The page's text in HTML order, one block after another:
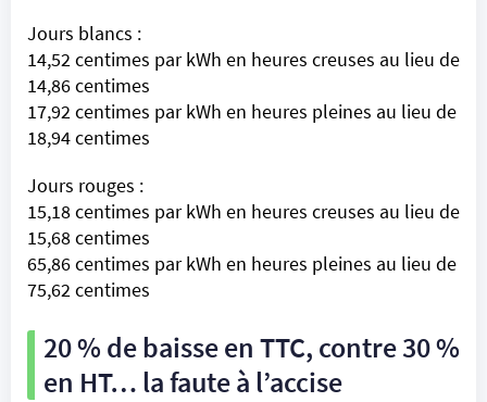
Jours blancs :
14,52 centimes par kWh en heures creuses au lieu de
14,86 centimes
17,92 centimes par kWh en heures pleines au lieu de
18,94 centimes
Jours rouges :
15,18 centimes par kWh en heures creuses au lieu de
15,68 centimes
65,86 centimes par kWh en heures pleines au lieu de
75,62 centimes
20 % de baisse en TTC, contre 30 %
en HT… la faute à l’accise